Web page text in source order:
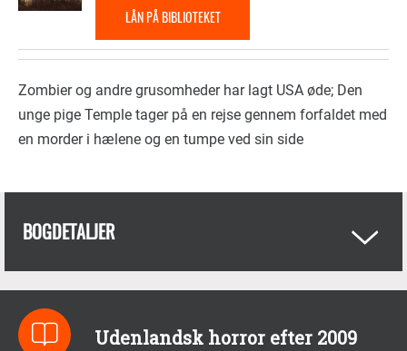
LÅN PÅ BIBLIOTEKET
Zombier og andre grusomheder har lagt USA øde; Den
unge pige Temple tager på en rejse gennem forfaldet med
en morder i hælene og en tumpe ved sin side
BOGDETALJER
Udenlandsk horror efter 2009